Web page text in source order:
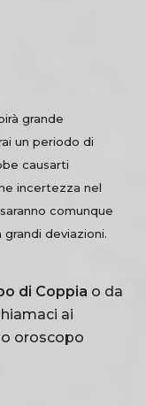
grande
un periodo di
causarti
incertezza nel
comunque
deviazioni.
di Coppia o da
ai
oroscopo